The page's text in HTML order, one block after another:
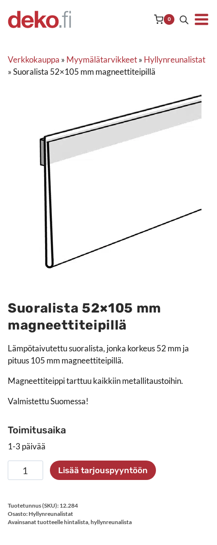
sisältöön
0
Verkkokauppa » Myymälätarvikkeet» Hyllynreunalistat
»Suoralista 52×105 mm magneettiteipillä
Suoralista 52×105 mm
magneettiteipillä
Lämpötaivutettu suoralista, jonka korkeus 52 mm ja
pituus 105 mm magneettiteipillä.
Magneettiteippi tarttuu kaikkiin metallitaustoihin.
Valmistettu Suomessa!
Toimitusaika
1-3 päivää
Suoralista
52×105
magneettiteipillä
määrä
Lisää tarjouspyyntöön
Tuotetunnus (SKU): 12.284
Osasto: Hyllynreunalistat
Avainsanat tuotteellehintalista,hyllynreunalista